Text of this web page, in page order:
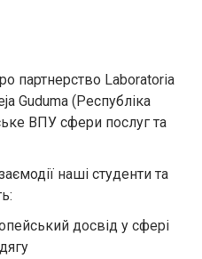
партнерство Laboratoria
Guduma (Республіка
ВПУ сфери послуг та
наші студенти та
досвід у сфері